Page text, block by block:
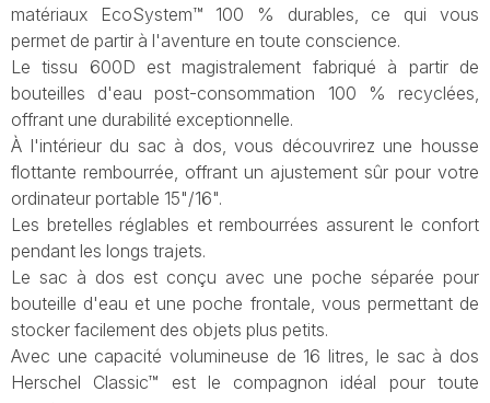
matériaux EcoSystem™ 100 % durables, ce qui vous
permet de partir à l'aventure en toute conscience.
Le tissu 600D est magistralement fabriqué à partir de
bouteilles d'eau post-consommation 100 % recyclées,
offrant une durabilité exceptionnelle.
À l'intérieur du sac à dos, vous découvrirez une housse
flottante rembourrée, offrant un ajustement sûr pour votre
ordinateur portable 15"/16".
Les bretelles réglables et rembourrées assurent le confort
pendant les longs trajets.
Le sac à dos est conçu avec une poche séparée pour
bouteille d'eau et une poche frontale, vous permettant de
stocker facilement des objets plus petits.
Avec une capacité volumineuse de 16 litres, le sac à dos
Herschel Classic™ est le compagnon idéal pour toute